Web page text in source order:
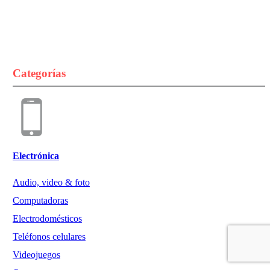
Categorías
Electrónica
Audio, video & foto
Computadoras
Electrodomésticos
Teléfonos celulares
Videojuegos